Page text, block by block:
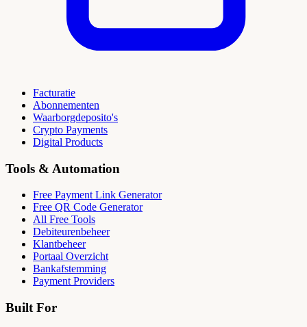
Facturatie
Abonnementen
Waarborgdeposito's
Crypto Payments
Digital Products
Tools & Automation
Free Payment Link Generator
Free QR Code Generator
All Free Tools
Debiteurenbeheer
Klantbeheer
Portaal Overzicht
Bankafstemming
Payment Providers
Built For